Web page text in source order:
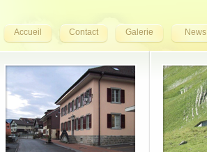
Accueil Contact Galerie News